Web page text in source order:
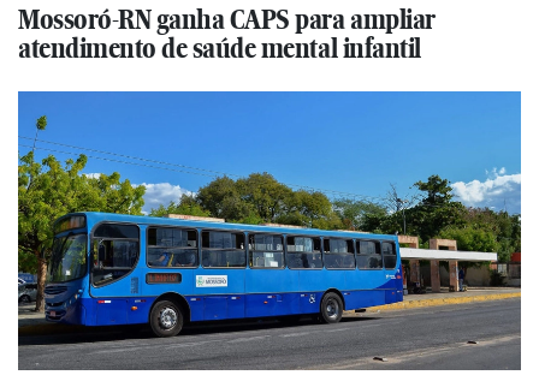
Mossoró-RN ganha CAPS para ampliar
atendimento de saúde mental infantil